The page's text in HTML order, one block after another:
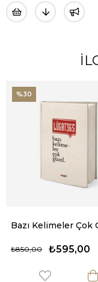
Bazı Kelimeler Çok
₺595,00
₺850,00
%30